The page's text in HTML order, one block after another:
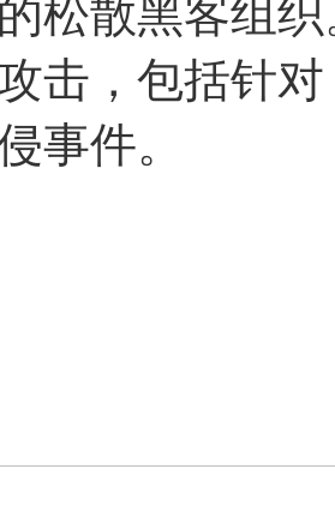
松散黑客组
击，包括针对
事件。